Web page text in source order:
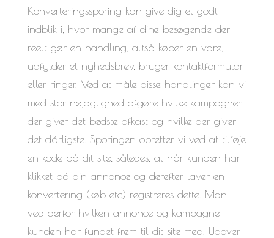
Konverteringssporing kan give dig et godt
indblik i, hvor mange af dine besøgende der
reelt gør en handling, altså køber en vare,
udfylder et nyhedsbrev, bruger kontaktformular
eller ringer. Ved at måle disse handlinger kan vi
med stor nøjagtighed afgøre hvilke kampagner
der giver det bedste afkast og hvilke der giver
det dårligste. Sporingen opretter vi ved at tilføje
en kode på dit site, således, at når kunden har
klikket på din annonce og derefter laver en
konvertering (køb etc) registreres dette. Man
ved derfor hvilken annonce og kampagne
kunden har fundet frem til dit site med. Udover